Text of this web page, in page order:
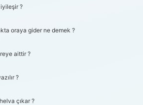
?
oraya gider ne demek ?
aittir ?
?
çıkar ?